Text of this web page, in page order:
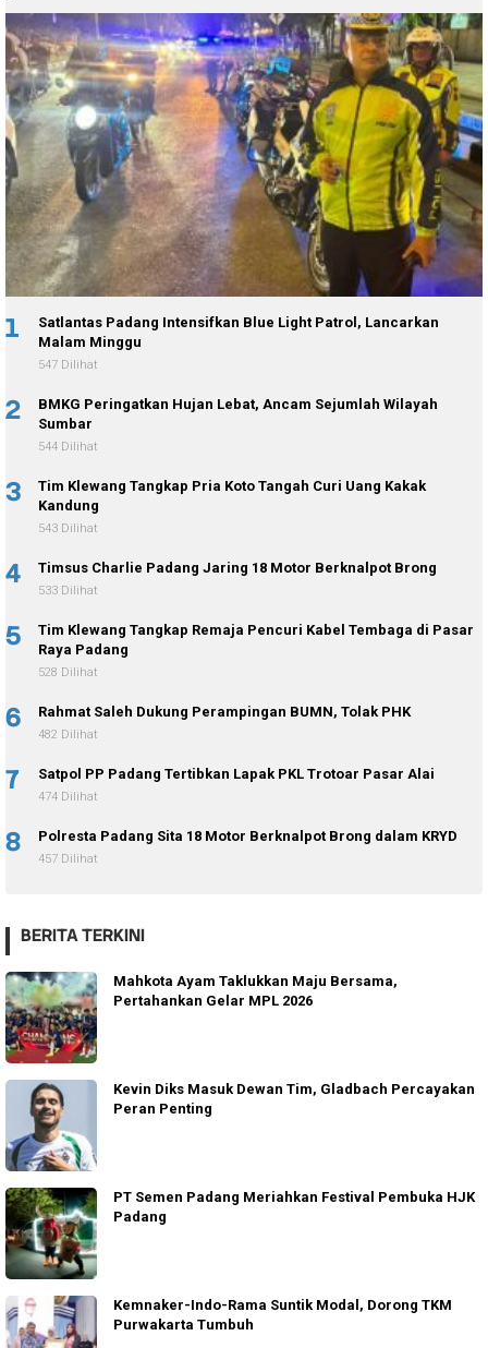
1
Satlantas Padang Intensifkan Blue Light Patrol, Lancarkan
Malam Minggu
547 Dilihat
2
BMKG Peringatkan Hujan Lebat, Ancam Sejumlah Wilayah
Sumbar
544 Dilihat
3
Tim Klewang Tangkap Pria Koto Tangah Curi Uang Kakak
Kandung
543 Dilihat
4 Timsus Charlie Padang Jaring 18 Motor Berknalpot Brong
533 Dilihat
5
Tim Klewang Tangkap Remaja Pencuri Kabel Tembaga di Pasar
Raya Padang
528 Dilihat
6 Rahmat Saleh Dukung Perampingan BUMN, Tolak PHK
482 Dilihat
7 Satpol PP Padang Tertibkan Lapak PKL Trotoar Pasar Alai
474 Dilihat
8 Polresta Padang Sita 18 Motor Berknalpot Brong dalam KRYD
457 Dilihat
BERITA TERKINI
Mahkota Ayam Taklukkan Maju Bersama,
Pertahankan Gelar MPL 2026
Kevin Diks Masuk Dewan Tim, Gladbach Percayakan
Peran Penting
PT Semen Padang Meriahkan Festival Pembuka HJK
Padang
Kemnaker-Indo-Rama Suntik Modal, Dorong TKM
Purwakarta Tumbuh